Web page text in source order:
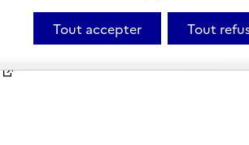
Tout accepter Tout